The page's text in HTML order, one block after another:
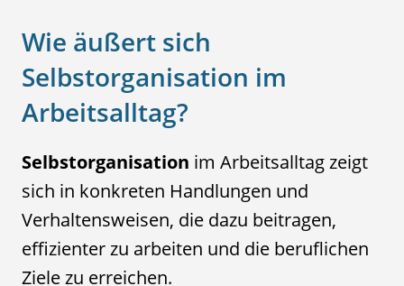
Wie äußert sich
Selbstorganisation im
Arbeitsalltag?
Selbstorganisation im Arbeitsalltag zeigt
sich in konkreten Handlungen und
Verhaltensweisen, die dazu beitragen,
effizienter zu arbeiten und die beruflichen
Ziele zu erreichen.